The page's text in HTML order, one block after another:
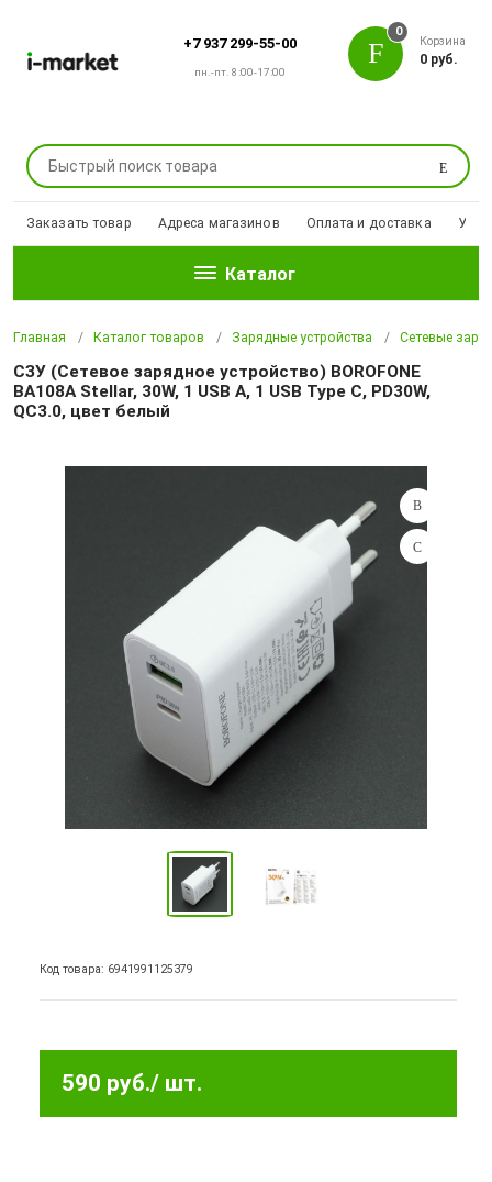
+7 937 299-55-00
пн.-пт. 8:00-17:00
Поиск
0
Корзина
0 руб.
Заказать товар Адреса магазинов Оплата и доставка
Каталог
Главная Каталог товаров Зарядные устройства Сетевые
СЗУ (Сетевое зарядное устройство) BOROFONE
BA108A Stellar, 30W, 1 USB A, 1 USB Type C, PD30W,
QC3.0, цвет белый
Код товара: 6941991125379
590 руб./ шт.